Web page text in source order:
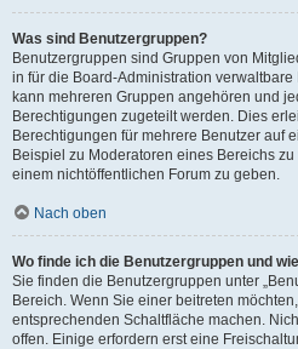
Was sind Benutzergruppen?
Benutzergruppen sind Gruppen von
in für die Board-Administration
kann mehreren Gruppen angehören und
Berechtigungen zugeteilt werden. Dies
Berechtigungen für mehrere Benutzer auf
Beispiel zu Moderatoren eines Bereichs
einem nichtöffentlichen Forum zu geben.
Nach oben
Wo finde ich die Benutzergruppen und
Sie finden die Benutzergruppen unter
Bereich. Wenn Sie einer beitreten
entsprechenden Schaltfläche machen.
offen. Einige erfordern erst eine